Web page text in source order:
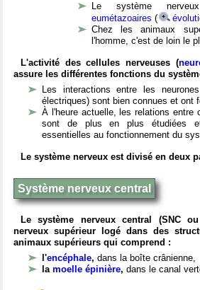
Le système
eumétazoaires (
Chez les animaux
l'homme, c'est de loin le
L'activité des cellules nerveuses (
assure les différentes fonctions du
Les interactions entre les
électriques) sont bien connues et ont
À l'heure actuelle, les relations entre
sont de plus en plus étudiées
essentielles au fonctionnement du
Le système nerveux est divisé en deux
Système nerveux central
Le système nerveux central (SNC
nerveux supérieur logé dans des
animaux supérieurs qui comprend :
l'encéphale, dans la boîte crânienne,
la moelle épinière, dans le canal